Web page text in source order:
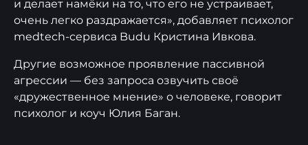
и делает намёки на то, что его не устраивает,
очень легко раздражается», добавляет психолог
medtech-сервиса Budu Кристина Ивкова.
Другие возможное проявление пассивной
агрессии — без запроса озвучить своё
«дружественное мнение» о человеке, говорит
психолог и коуч Юлия Баган.